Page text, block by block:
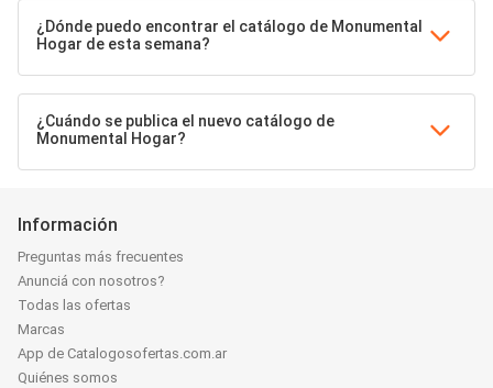
¿Dónde puedo encontrar el catálogo de Monumental
Hogar de esta semana?
¿Cuándo se publica el nuevo catálogo de
Monumental Hogar?
Información
Preguntas más frecuentes
Anunciá con nosotros?
Todas las ofertas
Marcas
App de Catalogosofertas.com.ar
Quiénes somos